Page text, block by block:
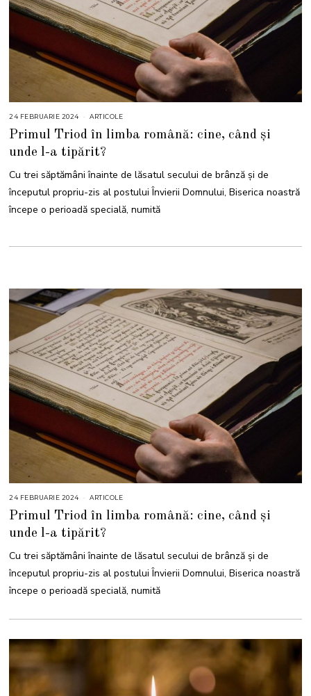
24 FEBRUARIE 2024 ARTICOLE
Primul Triod în limba română: cine, când și
unde l-a tipărit?
Cu trei săptămâni înainte de lăsatul secului de brânză și de
începutul propriu-zis al postului Învierii Domnului, Biserica noastră
începe o perioadă specială, numită
24 FEBRUARIE 2024 ARTICOLE
Primul Triod în limba română: cine, când și
unde l-a tipărit?
Cu trei săptămâni înainte de lăsatul secului de brânză și de
începutul propriu-zis al postului Învierii Domnului, Biserica noastră
începe o perioadă specială, numită